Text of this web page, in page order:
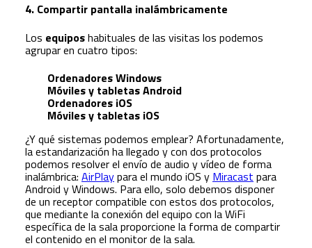
4. Compartir pantalla inalámbricamente
Los equiposhabituales de las visitas los podemos
agrupar en cuatro tipos:
Ordenadores Windows
Móviles y tabletas Android
Ordenadores iOS
Móviles y tabletas iOS
¿Y qué sistemas podemos emplear? Afortunadamente,
la estandarización ha llegado y con dos protocolos
podemos resolver el envío de audio y vídeo de forma
inalámbrica: AirPlaypara el mundo iOS y Miracast para
Android y Windows. Para ello, solo debemos disponer
de un receptor compatible con estos dos protocolos,
que mediante la conexión del equipo con la WiFi
específica de la sala proporcione la forma de compartir
el contenido en el monitor de la sala.